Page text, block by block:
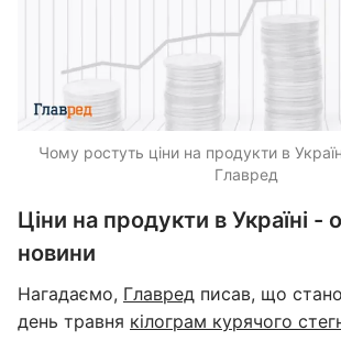
Чому ростуть ціни на продукти в
Главред
Ціни на продукти в Україні -
новини
Нагадаємо, Главред писав, що
день травня кілограм курячого